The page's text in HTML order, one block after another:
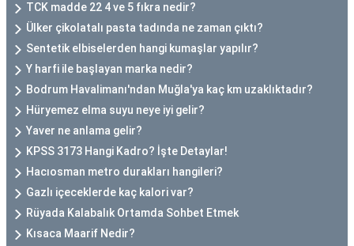
TCK madde 22 4 ve 5 fıkra nedir?
Ülker çikolatalı pasta tadında ne zaman çıktı?
Sentetik elbiselerden hangi kumaşlar yapılır?
Y harfi ile başlayan marka nedir?
Bodrum Havalimanı'ndan Muğla'ya kaç km uzaklıktadır?
Hüryemez elma suyu neye iyi gelir?
Yaver ne anlama gelir?
KPSS 3173 Hangi Kadro? İşte Detaylar!
Hacıosman metro durakları hangileri?
Gazlı içeceklerde kaç kalori var?
Rüyada Kalabalık Ortamda Sohbet Etmek
Kısaca Maarif Nedir?